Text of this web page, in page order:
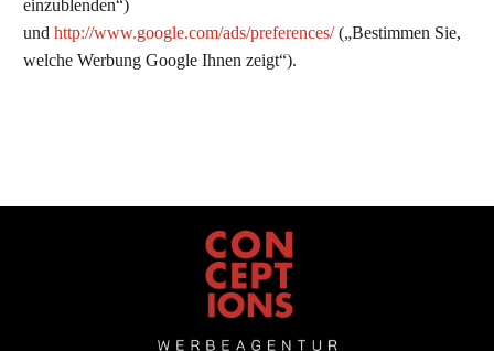
einzublenden“)
und http://www.google.com/ads/preferences/(„Bestimmen Sie,
welche Werbung Google Ihnen zeigt“).